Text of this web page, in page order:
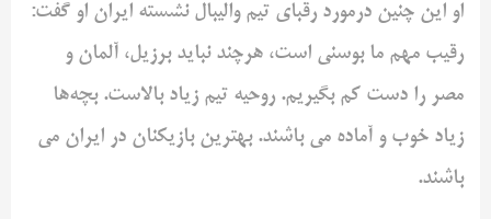
او این چنین درمورد رقبای تیم والیبال نشسته ایران او گفت:
رقیب مهم ما بوسنی است، هرچند نباید برزیل، آلمان و
مصر را دست کم بگیریم. روحیه تیم زیاد بالاست. بچه‌ها
زیاد خوب و آماده می باشند. بهترین بازیکنان در ایران می
باشند.